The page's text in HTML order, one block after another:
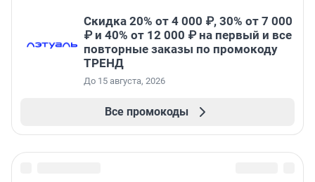
Скидка 20% от 4 000 ₽, 30% от 7 000
₽ и 40% от 12 000 ₽ на первый и все
повторные заказы по промокоду
ТРЕНД
До 15 августа, 2026
Все промокоды